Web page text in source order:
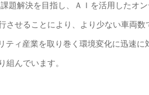
題解決を目指し、ＡＩを活用したオ
させることにより、より少ない車両
ティ産業を取り巻く環境変化に迅速
組んでいます。